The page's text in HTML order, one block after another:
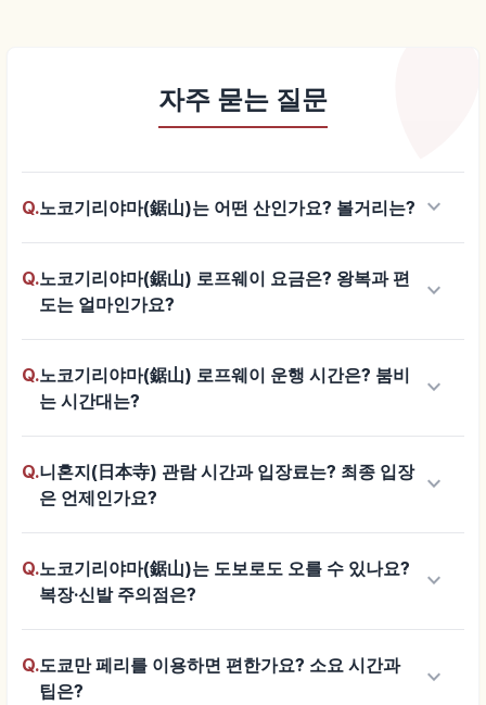
자주 묻는 질문
Q.노코기리야마(鋸山)는 어떤 산인가요? 볼거리는? keyboard_arrow_down
Q.노코기리야마(鋸山) 로프웨이 요금은? 왕복과 편
도는 얼마인가요?
keyboard_arrow_down
Q.노코기리야마(鋸山) 로프웨이 운행 시간은? 붐비
는 시간대는?
keyboard_arrow_down
Q.니혼지(日本寺) 관람 시간과 입장료는? 최종 입장
은 언제인가요?
keyboard_arrow_down
Q.노코기리야마(鋸山)는 도보로도 오를 수 있나요?
복장·신발 주의점은?
keyboard_arrow_down
Q.도쿄만 페리를 이용하면 편한가요? 소요 시간과
팁은?
keyboard_arrow_down